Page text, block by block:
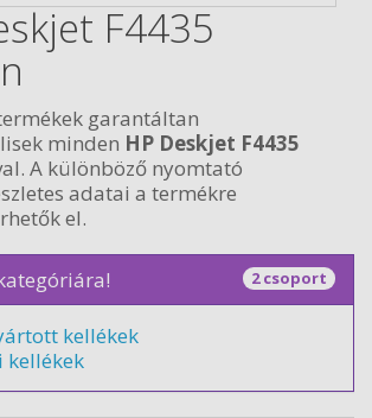
F4435
garantáltan
minden HP Deskjet F4435
A különböző nyomtató
adatai a termékre
el.
2 csoport
kellékek
kellékek